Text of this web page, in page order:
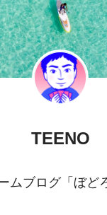
TEENO
ムブログ「ぼど